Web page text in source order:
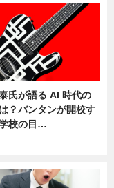
氏が語る AI 時代の
？バンタンが開校す
校の目…